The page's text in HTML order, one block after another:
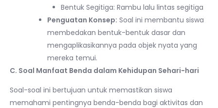
Bentuk Segitiga: Rambu lalu lintas segitiga
Penguatan Konsep: Soal ini membantu siswa
membedakan bentuk-bentuk dasar dan
mengaplikasikannya pada objek nyata yang
mereka temui.
C. Soal Manfaat Benda dalam Kehidupan Sehari-hari
Soal-soal ini bertujuan untuk memastikan siswa
memahami pentingnya benda-benda bagi aktivitas dan